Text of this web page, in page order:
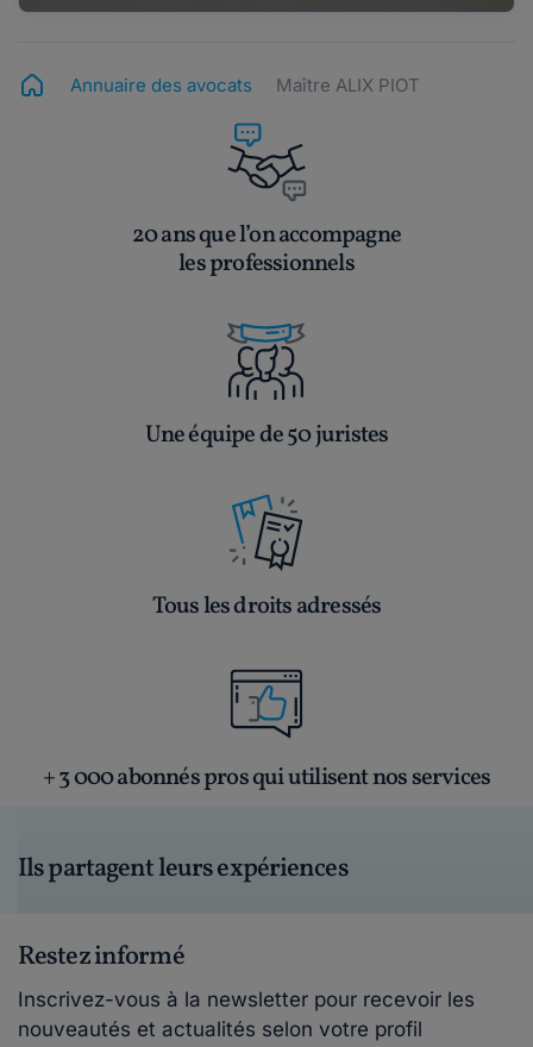
Annuaire des avocats Maître ALIX PIOT
20 ans que l’on accompagne
les professionnels
Une équipe de 50 juristes
Tous les droits adressés
+ 3 000 abonnés pros qui utilisent nos services
Ils partagent leurs expériences
Restez informé
Inscrivez-vous à la newsletter pour recevoir les
nouveautés et actualités selon votre profil